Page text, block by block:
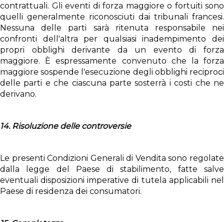
contrattuali. Gli eventi di forza maggiore o fortuiti sono
quelli generalmente riconosciuti dai tribunali francesi.
Nessuna delle parti sarà ritenuta responsabile nei
confronti dell'altra per qualsiasi inadempimento dei
propri obblighi derivante da un evento di forza
maggiore. È espressamente convenuto che la forza
maggiore sospende l'esecuzione degli obblighi reciproci
delle parti e che ciascuna parte sosterrà i costi che ne
derivano.
14. Risoluzione delle controversie
Le presenti Condizioni Generali di Vendita sono regolate
dalla legge del Paese di stabilimento, fatte salve
eventuali disposizioni imperative di tutela applicabili nel
Paese di residenza dei consumatori.